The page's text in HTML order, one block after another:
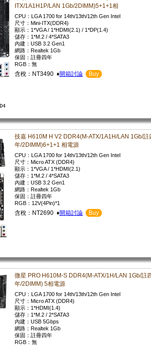
ITX/1A1H1P/LAN 1Gb/2DIMM)5+1+1相
CPU：LGA 1700 for 14th/13th/12th Gen Intel
尺寸：Mini-ITX(DDR4)
顯示：1*VGA / 1*HDMI(2.1) / 1*DP(1.4)
儲存：1*M.2 / 4*SATA3
內建：USB 3.2 Gen1
網路：Realtek 1Gb
保固：註冊四年
RGB：無
含稅：NT3490 ♦開箱討論 Buy
技嘉 H610M H V2 DDR4(M-ATX/1A1H/LAN 1Gb/註
年/2DIMM)6+1+1 相電源
CPU：LGA 1700 for 14th/13th/12th Gen Intel
尺寸：Micro ATX (DDR4)
顯示：1*VGA / 1*HDMI(2.1)
儲存：1*M.2 / 4*SATA3
內建：USB 3.2 Gen1
網路：Realtek 1Gb
保固：註冊四年
RGB：12V(4Pin)*1
含稅：NT2690 ♦開箱討論 Buy
微星 PRO H610M-S DDR4(M-ATX/1H/LAN 1Gb/註
年/2DIMM) 5相電源
CPU：LGA 1700 for 14th/13th/12th Gen Intel
尺寸：Micro ATX (DDR4)
顯示：1*HDMI(1.4)
儲存：1*M.2 / 2*SATA3
內建：USB 5Gbps
網路：Realtek 1Gb
保固：註冊四年
RGB：無